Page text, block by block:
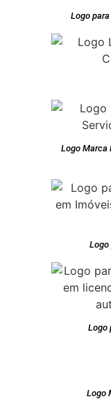
Logo
Logo Marca
Logo
Logo
Logo